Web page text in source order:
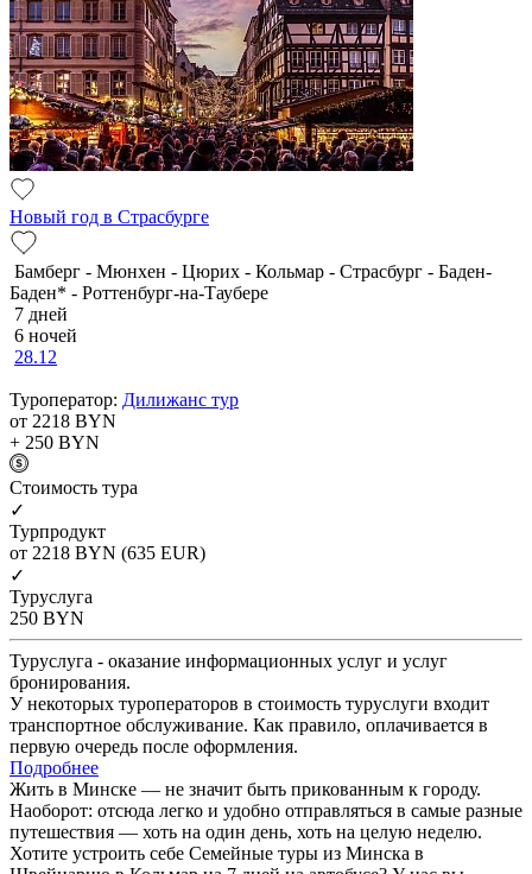
Новый год в Страсбурге
Бамберг - Мюнхен - Цюрих - Кольмар - Страсбург - Баден-
Баден* - Роттенбург-на-Таубере
7 дней
6 ночей
28.12
Туроператор: Дилижанс тур
от 2218 BYN
+ 250 BYN
Cтоимость тура
✓
Турпродукт
от 2218 BYN (635 EUR)
✓
Туруслуга
250 BYN
Туруслуга - оказание информационных услуг и услуг
бронирования.
У некоторых туроператоров в стоимость туруслуги входит
транспортное обслуживание. Как правило, оплачивается в
первую очередь после оформления.
Подробнее
Жить в Минске — не значит быть прикованным к городу.
Наоборот: отсюда легко и удобно отправляться в самые разные
путешествия — хоть на один день, хоть на целую неделю.
Хотите устроить себе Семейные туры из Минска в